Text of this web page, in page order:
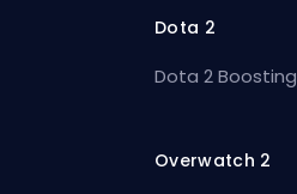
Dota 2
Dota 2 Boosting
Overwatch 2